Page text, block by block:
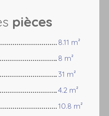
pièces
8.11 m²
8 m²
31 m²
4.2 m²
10.8 m²